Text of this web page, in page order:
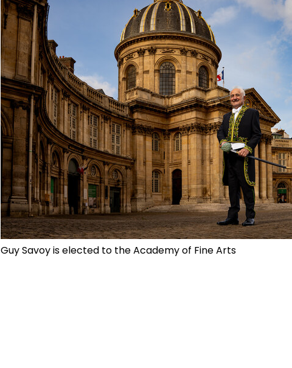
Guy Savoy is elected to the Academy of Fine Arts